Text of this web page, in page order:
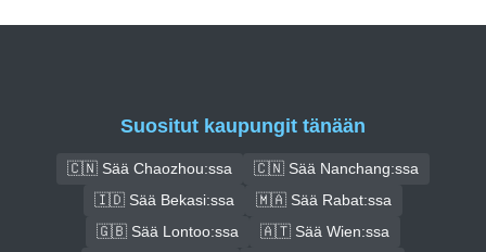
Suositut kaupungit tänään
🇨🇳 Sää Chaozhou:ssa
🇨🇳 Sää Nanchang:ssa
🇮🇩 Sää Bekasi:ssa
🇲🇦 Sää Rabat:ssa
🇬🇧 Sää Lontoo:ssa
🇦🇹 Sää Wien:ssa